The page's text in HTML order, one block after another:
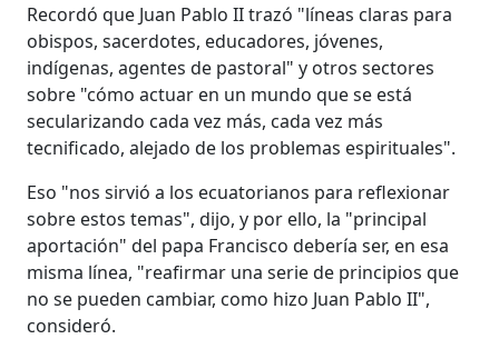
Recordó que Juan Pablo II trazó "líneas claras para
obispos, sacerdotes, educadores, jóvenes,
indígenas, agentes de pastoral" y otros sectores
sobre "cómo actuar en un mundo que se está
secularizando cada vez más, cada vez más
tecnificado, alejado de los problemas espirituales".
Eso "nos sirvió a los ecuatorianos para reflexionar
sobre estos temas", dijo, y por ello, la "principal
aportación" del papa Francisco debería ser, en esa
misma línea, "reafirmar una serie de principios que
no se pueden cambiar, como hizo Juan Pablo II",
consideró.